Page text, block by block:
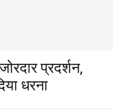
प्रदर्शन,
धरना